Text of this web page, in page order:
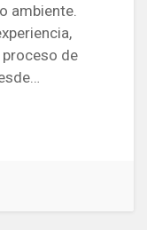
ambiente.
de